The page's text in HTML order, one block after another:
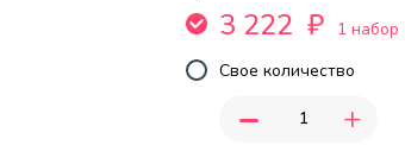
3 222 ₽
1 набор
Свое количество
- +